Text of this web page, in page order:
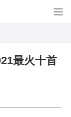
最火十首